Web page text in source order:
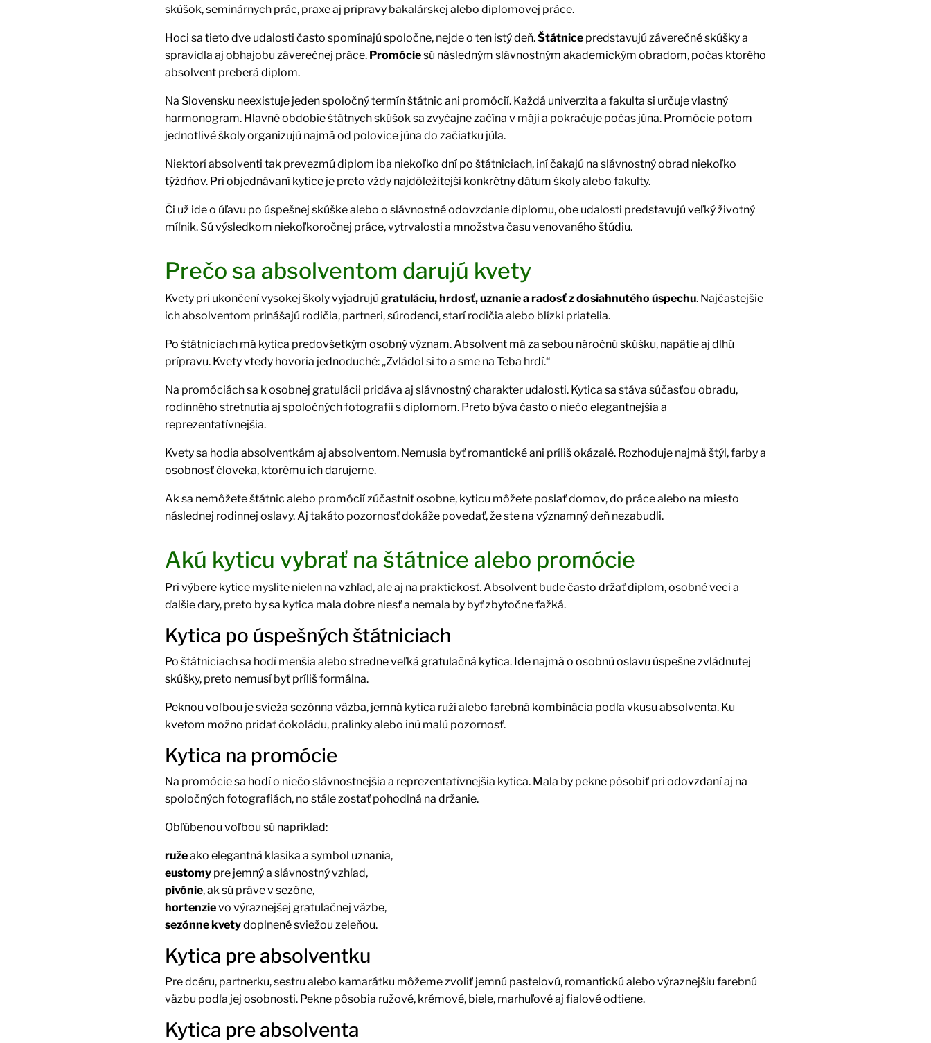
skúšok, seminárnych prác, praxe aj prípravy bakalárskej alebo diplomovej práce.
Hoci sa tieto dve udalosti často spomínajú spoločne, nejde o ten istý deň.Štátnice predstavujú záverečné skúšky a
spravidla aj obhajobu záverečnej práce. Promóciesú následným slávnostným akademickým obradom, počas ktorého
absolvent preberá diplom.
Na Slovensku neexistuje jeden spoločný termín štátnic ani promócií. Každá univerzita a fakulta si určuje vlastný
harmonogram. Hlavné obdobie štátnych skúšok sa zvyčajne začína v máji a pokračuje počas júna. Promócie potom
jednotlivé školy organizujú najmä od polovice júna do začiatku júla.
Niektorí absolventi tak prevezmú diplom iba niekoľko dní po štátniciach, iní čakajú na slávnostný obrad niekoľko
týždňov. Pri objednávaní kytice je preto vždy najdôležitejší konkrétny dátum školy alebo fakulty.
Či už ide o úľavu po úspešnej skúške alebo o slávnostné odovzdanie diplomu, obe udalosti predstavujú veľký životný
míľnik. Sú výsledkom niekoľkoročnej práce, vytrvalosti a množstva času venovaného štúdiu.
Prečo sa absolventom darujú kvety
Kvety pri ukončení vysokej školy vyjadrujú gratuláciu, hrdosť, uznanie a radosť z dosiahnutého úspechu. Najčastejšie
ich absolventom prinášajú rodičia, partneri, súrodenci, starí rodičia alebo blízki priatelia.
Po štátniciach má kytica predovšetkým osobný význam. Absolvent má za sebou náročnú skúšku, napätie aj dlhú
prípravu. Kvety vtedy hovoria jednoduché: „Zvládol si to a sme na Teba hrdí.“
Na promóciách sa k osobnej gratulácii pridáva aj slávnostný charakter udalosti. Kytica sa stáva súčasťou obradu,
rodinného stretnutia aj spoločných fotografií s diplomom. Preto býva často o niečo elegantnejšia a
reprezentatívnejšia.
Kvety sa hodia absolventkám aj absolventom. Nemusia byť romantické ani príliš okázalé. Rozhoduje najmä štýl, farby a
osobnosť človeka, ktorému ich darujeme.
Ak sa nemôžete štátnic alebo promócií zúčastniť osobne, kyticu môžete poslať domov, do práce alebo na miesto
následnej rodinnej oslavy. Aj takáto pozornosť dokáže povedať, že ste na významný deň nezabudli.
Akú kyticu vybrať na štátnice alebo promócie
Pri výbere kytice myslite nielen na vzhľad, ale aj na praktickosť. Absolvent bude často držať diplom, osobné veci a
ďalšie dary, preto by sa kytica mala dobre niesť a nemala by byť zbytočne ťažká.
Kytica po úspešných štátniciach
Po štátniciach sa hodí menšia alebo stredne veľká gratulačná kytica. Ide najmä o osobnú oslavu úspešne zvládnutej
skúšky, preto nemusí byť príliš formálna.
Peknou voľbou je svieža sezónna väzba, jemná kytica ruží alebo farebná kombinácia podľa vkusu absolventa. Ku
kvetom možno pridať čokoládu, pralinky alebo inú malú pozornosť.
Kytica na promócie
Na promócie sa hodí o niečo slávnostnejšia a reprezentatívnejšia kytica. Mala by pekne pôsobiť pri odovzdaní aj na
spoločných fotografiách, no stále zostať pohodlná na držanie.
Obľúbenou voľbou sú napríklad:
ružeako elegantná klasika a symbol uznania,
eustomy pre jemný a slávnostný vzhľad,
pivónie, ak sú práve v sezóne,
hortenzievo výraznejšej gratulačnej väzbe,
sezónne kvetydoplnené sviežou zeleňou.
Kytica pre absolventku
Pre dcéru, partnerku, sestru alebo kamarátku môžeme zvoliť jemnú pastelovú, romantickú alebo výraznejšiu farebnú
väzbu podľa jej osobnosti. Pekne pôsobia ružové, krémové, biele, marhuľové aj fialové odtiene.
Kytica pre absolventa